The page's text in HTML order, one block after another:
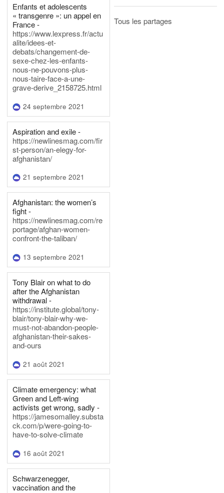
Enfants et adolescents
« transgenre »: un appel en
France -
https://www.lexpress.fr/actu
alite/idees-et-
debats/changement-de-
sexe-chez-les-enfants-
nous-ne-pouvons-plus-
nous-taire-face-a-une-
grave-derive_2158725.html
24 septembre 2021
Aspiration and exile -
https://newlinesmag.com/fir
st-person/an-elegy-for-
afghanistan/
21 septembre 2021
Afghanistan: the women’s
fight -
https://newlinesmag.com/re
portage/afghan-women-
confront-the-taliban/
13 septembre 2021
Tony Blair on what to do
after the Afghanistan
withdrawal -
https://institute.global/tony-
blair/tony-blair-why-we-
must-not-abandon-people-
afghanistan-their-sakes-
and-ours
21 août 2021
Climate emergency: what
Green and Left-wing
activists get wrong, sadly -
https://jamesomalley.substa
ck.com/p/were-going-to-
have-to-solve-climate
16 août 2021
Schwarzenegger,
vaccination and the
Tous les partages